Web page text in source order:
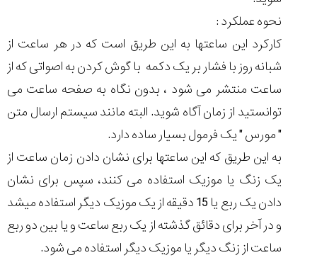
نحوه عملکرد :
کارکرد این ساعتها به این طریق است که در هر ساعت از
شبانه روز با فشار بر یک دکمه با گوش کردن به اصواتی که از
ساعت منتشر می شود ، بدون نگاه به صفحه ساعت می
توانستید از زمان آگاه شوید. البته مانند سیستم ارسال متن
" مورس " یک فرمول بسیار ساده دارد.
به این طریق که این ساعتها برای نشان دادن زمان ساعت از
یک زنگ یا موزیک استفاده می کنند، سپس برای نشان
دادن یک ربع یا 15 دقیقه از یک موزیک دیگر استفاده میشد
و در آخر برای دقائق گذشته از یک ربع ساعت و یا بین دو ربع
ساعت از زنگ دیگر یا موزیک دیگر استفاده می شود.